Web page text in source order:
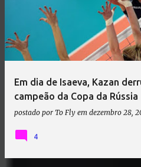
Em dia de Isaeva, Kazan
campeão da Copa da Rússia
postado por To Fly em dezembro 28,
4